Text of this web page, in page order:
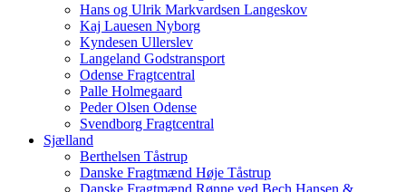
Hans og Ulrik Markvardsen Langeskov
Kaj Lauesen Nyborg
Kyndesen Ullerslev
Langeland Godstransport
Odense Fragtcentral
Palle Holmegaard
Peder Olsen Odense
Svendborg Fragtcentral
Sjælland
Berthelsen Tåstrup
Danske Fragtmænd Høje Tåstrup
Danske Fragtmænd Rønne ved Bech Hansen &